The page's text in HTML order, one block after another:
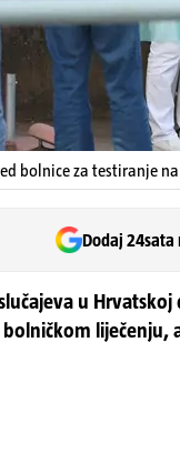
bolnice za testiranje na
Dodaj 24sata
u
liječenju,